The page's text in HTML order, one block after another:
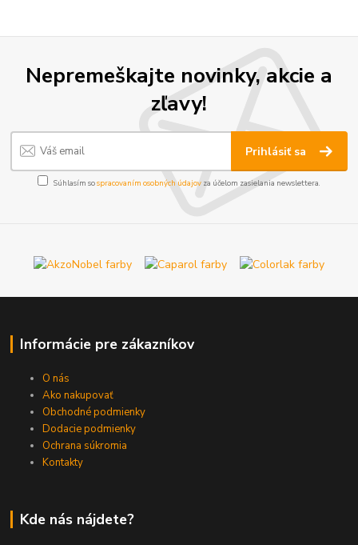
Nepremeškajte novinky, akcie a
zľavy!
Prihlásiť sa
Súhlasím sospracovaním osobných údajov za účelom zasielania newslettera.
Informácie pre zákazníkov
O nás
Ako nakupovať
Obchodné podmienky
Dodacie podmienky
Ochrana súkromia
Kontakty
Kde nás nájdete?